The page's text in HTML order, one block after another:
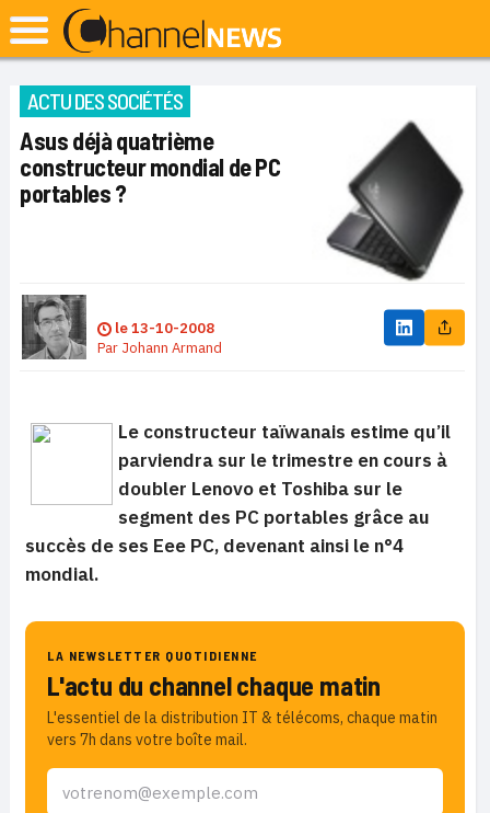
ACTU DES SOCIÉTÉS
Asus déjà quatrième
constructeur mondial de PC
portables ?
le13-10-2008
Par Johann Armand
Le constructeur taïwanais estime qu’il
parviendra sur le trimestre en cours à
doubler Lenovo et Toshiba sur le
segment des PC portables grâce au
succès de ses Eee PC, devenant ainsi le n°4
mondial.
LA NEWSLETTER QUOTIDIENNE
L'actu du channel chaque matin
L'essentiel de la distribution IT & télécoms, chaque matin
vers 7h dans votre boîte mail.